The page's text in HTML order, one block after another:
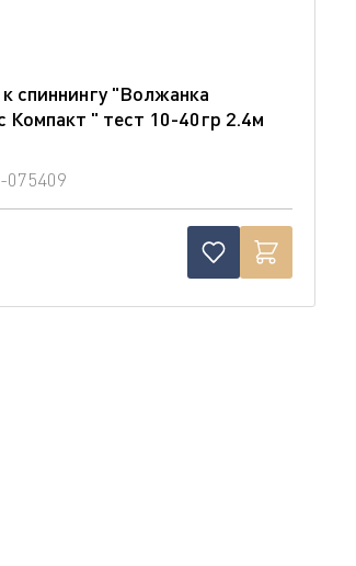
спиннингу "Волжанка
Компакт " тест 10-40гр 2.4м
075409